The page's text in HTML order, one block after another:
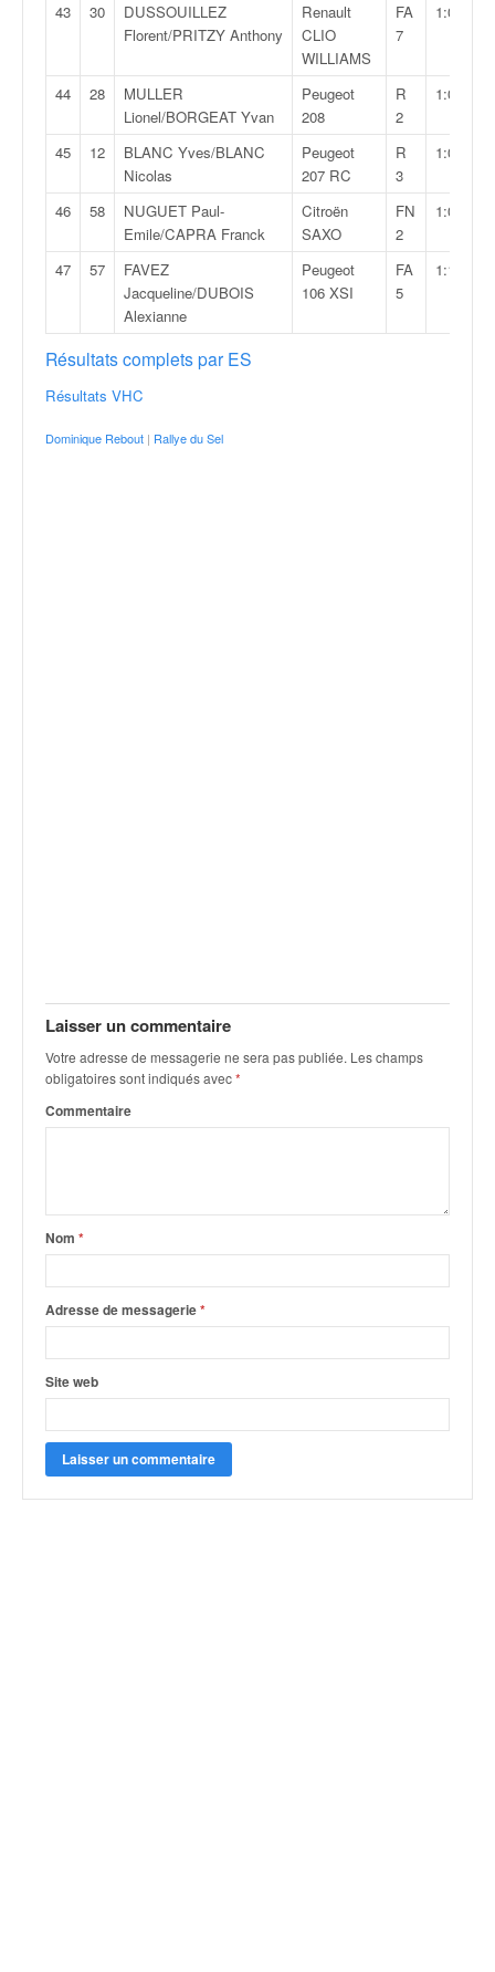
43 30
DUSSOUILLEZ
Florent/PRITZY Anthony
Renault
CLIO
WILLIAMS
FA
7
1:04:04,5
44 28
MULLER
Lionel/BORGEAT Yvan
Peugeot
208
R
2
1:04:18,4
45 12
BLANC Yves/BLANC
Nicolas
Peugeot
207 RC
R
3
1:04:49,4
46 58
NUGUET Paul-
Emile/CAPRA Franck
Citroën
SAXO
FN
2
1:04:54,8
47 57
FAVEZ
Jacqueline/DUBOIS
Alexianne
Peugeot
106 XSI
FA
5
1:19:48,8
Résultats complets par ES
Résultats VHC
Dominique Rebout | Rallye du Sel
Laisser un commentaire
Votre adresse de messagerie ne sera pas publiée. Les champs
obligatoires sont indiqués avec*
Commentaire
Nom *
Adresse de messagerie*
Site web